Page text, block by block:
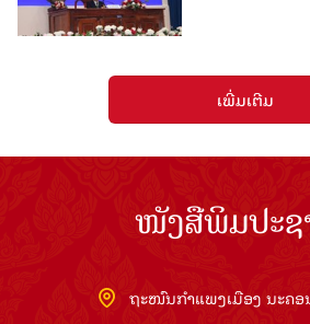
ເພີ່ມເຕີມ
ໜັງສືພິມປະຊ
ຖະໜົນກຳແພງເມືອງ ນະຄອ